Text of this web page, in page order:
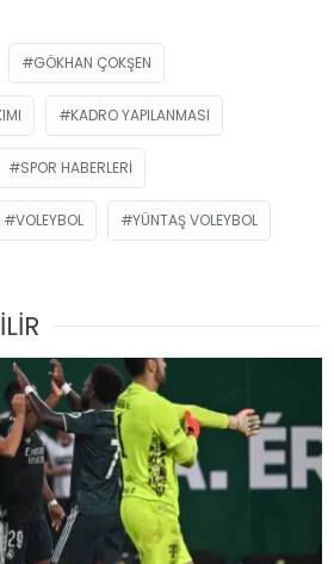
GÖKHAN ÇOKŞEN
KADRO YAPILANMASI
SPOR HABERLERI
VOLEYBOL YÜNTAŞ VOLEYBOL